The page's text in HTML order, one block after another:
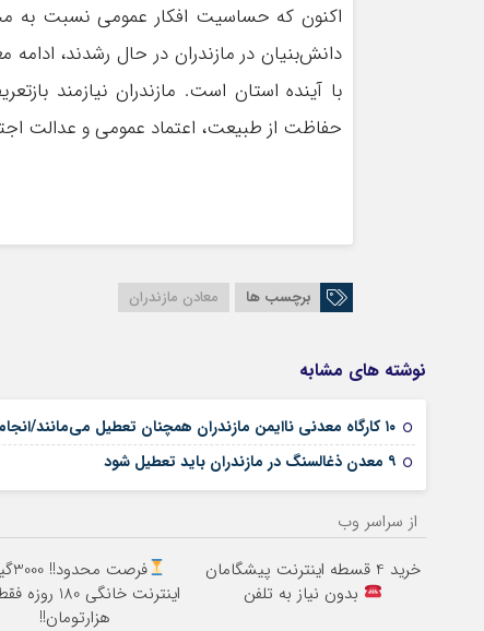
اکنون که حساسیت افکار عمومی نسبت به
دانش‌بنیان در مازندران در حال رشدند،
با آینده استان است. مازندران نیازمند
حفاظت از طبیعت، اعتماد عمومی و عدالت
برچسب ها معادن مازندران
نوشته های مشابه
۱۰ کارگاه معدنی ناایمن مازندران همچنان تعطیل می‌مانند/انجام ۱۱۸ بازدید از معادن استان
۹ معدن ذغالسنگ در مازندران باید تعطیل شود
از سراسر وب
خرید 4 قسطه اینترنت پیشگامان
بدون نیاز به تلفن
فرصت
هزارتومان!!